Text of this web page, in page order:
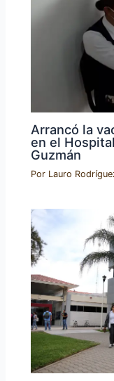
Arrancó la
en el
Guzmán
Por Lauro